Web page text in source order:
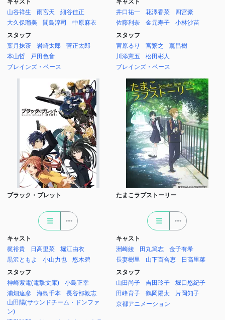
山谷祥生
雨宮天
細谷佳正
大久保瑠美
間島淳司
中原麻衣
スタッフ
葉月抹茶
岩崎太郎
菅正太郎
本山哲
戸田色音
ブレインズ・ベース
井口祐一
花澤香菜
四宮豪
佐藤利奈
金元寿子
小林沙苗
スタッフ
宮原るり
宮繁之
薫昌樹
川添憲五
松田彬人
ブレインズ・ベース
ブラック・ブレット
キャスト
梶裕貴
日高里菜
堀江由衣
黒沢ともよ
小山力也
悠木碧
スタッフ
神崎紫電(電撃文庫)
小島正幸
浦畑達彦
海島千本
長谷部敦志
山田陽(サウンドチーム・ドンファ
ン)
たまこラブストーリー
キャスト
洲崎綾
田丸篤志
金子有希
長妻樹里
山下百合恵
日高里菜
スタッフ
山田尚子
吉田玲子
堀口悠紀子
田峰育子
鶴岡陽太
片岡知子
京都アニメーション